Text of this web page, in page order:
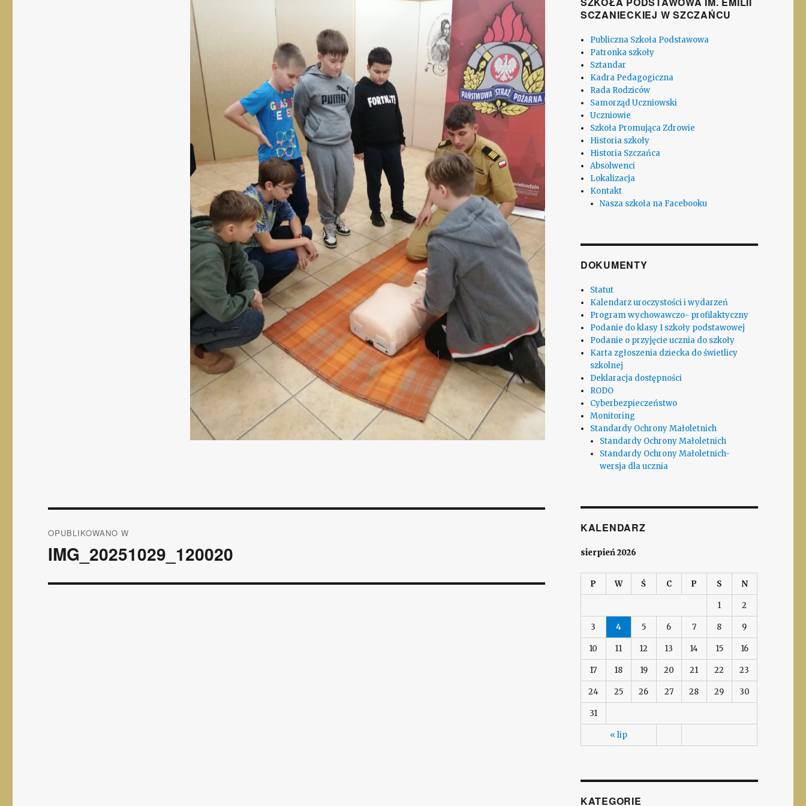
wpisu
OPUBLIKOWANO W
IMG_20251029_120020
SCZANIECKIEJ W SZCZAŃCU
Publiczna Szkoła Podstawowa
Patronka szkoły
Sztandar
Kadra Pedagogiczna
Rada Rodziców
Samorząd Uczniowski
Uczniowie
Szkoła Promująca Zdrowie
Historia szkoły
Historia Szczańca
Absolwenci
Lokalizacja
Kontakt
Nasza szkoła na Facebooku
DOKUMENTY
Statut
Kalendarz uroczystości i wydarzeń
Program wychowawczo- profilaktyczny
Podanie do klasy I szkoły podstawowej
Podanie o przyjęcie ucznia do szkoły
Karta zgłoszenia dziecka do świetlicy
szkolnej
Deklaracja dostępności
RODO
Cyberbezpieczeństwo
Monitoring
Standardy Ochrony Małoletnich
Standardy Ochrony Małoletnich
Standardy Ochrony Małoletnich-
wersja dla ucznia
KALENDARZ
sierpień 2026
P W Ś C P S N
« lip
1 2
3 4 5 6 7 8 9
10 11 12 13 14 15 16
17 18 19 20 21 22 23
24 25 26 27 28 29 30
31
KATEGORIE